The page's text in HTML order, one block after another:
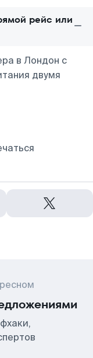
рейс или
в Лондон с
двумя